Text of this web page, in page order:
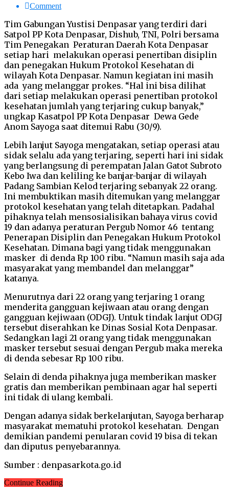
Comment
Tim Gabungan Yustisi Denpasar yang terdiri dari
Satpol PP Kota Denpasar, Dishub, TNI, Polri bersama
Tim Penegakan Peraturan Daerah Kota Denpasar
setiap hari melakukan operasi penertiban disiplin
dan penegakan Hukum Protokol Kesehatan di
wilayah Kota Denpasar. Namun kegiatan ini masih
ada yang melanggar prokes. “Hal ini bisa dilihat
dari setiap melakukan operasi penertiban protokol
kesehatan jumlah yang terjaring cukup banyak,”
ungkap Kasatpol PP Kota Denpasar Dewa Gede
Anom Sayoga saat ditemui Rabu (30/9).
Lebih lanjut Sayoga mengatakan, setiap operasi atau
sidak selalu ada yang terjaring, seperti hari ini sidak
yang berlangsung di perempatan Jalan Gatot Subroto
Kebo Iwa dan keliling ke banjar-banjar di wilayah
Padang Sambian Kelod terjaring sebanyak 22 orang.
Ini membuktikan masih ditemukan yang melanggar
protokol kesehatan yang telah ditetapkan. Padahal
pihaknya telah mensosialisikan bahaya virus covid
19 dan adanya peraturan Pergub Nomor 46 tentang
Penerapan Disiplin dan Penegakan Hukum Protokol
Kesehatan. Dimana bagi yang tidak menggunakan
masker di denda Rp 100 ribu. “Namun masih saja ada
masyarakat yang membandel dan melanggar”
katanya.
Menurutnya dari 22 orang yang terjaring 1 orang
menderita gangguan kejiwaan atau orang dengan
gangguan kejiwaan (ODGJ). Untuk tindak lanjut ODGJ
tersebut diserahkan ke Dinas Sosial Kota Denpasar.
Sedangkan lagi 21 orang yang tidak menggunakan
masker tersebut sesuai dengan Pergub maka mereka
di denda sebesar Rp 100 ribu.
Selain di denda pihaknya juga memberikan masker
gratis dan memberikan pembinaan agar hal seperti
ini tidak di ulang kembali.
Dengan adanya sidak berkelanjutan, Sayoga berharap
masyarakat mematuhi protokol kesehatan. Dengan
demikian pandemi penularan covid 19 bisa di tekan
dan diputus penyebarannya.
Sumber : denpasarkota.go.id
Continue Reading